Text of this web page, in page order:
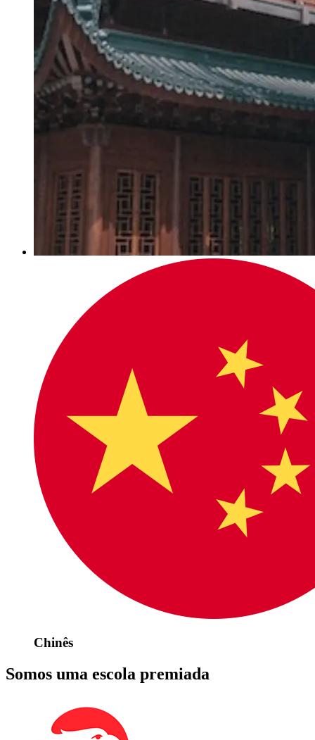
Chinês
Somos uma escola premiada